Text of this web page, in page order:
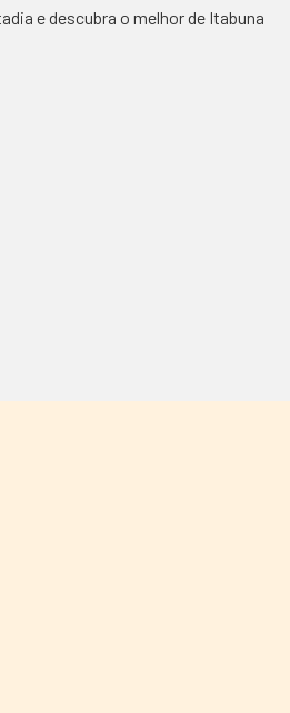
e descubra o melhor de Itabuna